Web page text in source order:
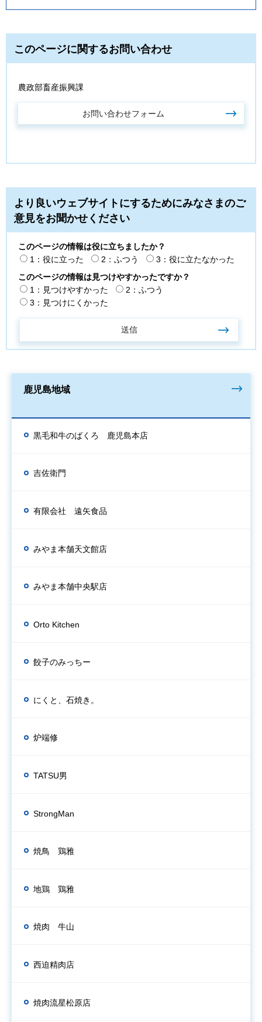
このページに関するお問い合わせ
農政部畜産振興課
より良いウェブサイトにするためにみなさまのご
意見をお聞かせください
このページの情報は役に立ちましたか？
1：役に立った
2：ふつう
3：役に立たなかった
このページの情報は見つけやすかったですか？
1：見つけやすかった
2：ふつう
3：見つけにくかった
鹿児島地域
黒毛和牛のばくろ 鹿児島本店
吉佐衛門
有限会社 遠矢食品
みやま本舗天文館店
みやま本舗中央駅店
Orto Kitchen
餃子のみっちー
にくと、石焼き。
炉端修
TATSU男
StrongMan
焼鳥 鶏雅
地鶏 鶏雅
焼肉 牛山
西迫精肉店
焼肉流星松原店